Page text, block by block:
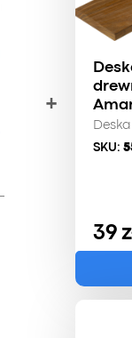
SKU:
39